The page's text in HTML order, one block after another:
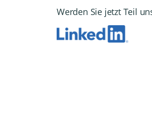
Werden Sie jetzt Teil